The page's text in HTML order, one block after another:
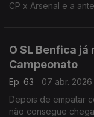
CP x Arsenal e a
O SL Benfica já
Campeonato
Ep. 63
07 abr. 2026
Depois de empatar
não consegue